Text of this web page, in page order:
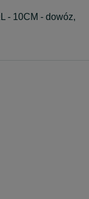
- 10CM - dowóz,